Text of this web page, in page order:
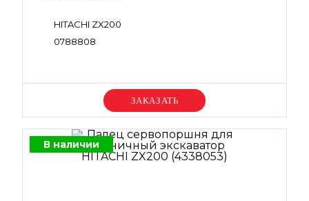
HITACHI ZX200
0788808
Уточняйте цену
В наличии